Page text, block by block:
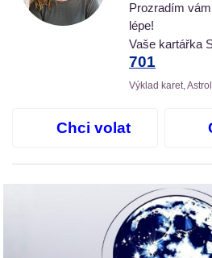
Prozradím
lépe!
Vaše kartářka
701
Výklad karet,
Chci volat